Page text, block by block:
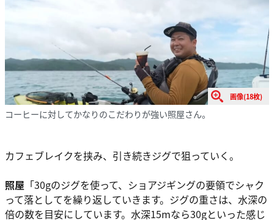
画像(18枚)
コーヒーに対してかなりのこだわりが強い照屋さん。
カフェブレイクを挟み、引き続きジグで狙っていく。
照屋 「30gのジグを使って、ショアジギングの要領でシャク
って落としてを繰り返していきます。ジグの重さは、水深の
倍の数を目安にしています。水深15mなら30gといった感じ